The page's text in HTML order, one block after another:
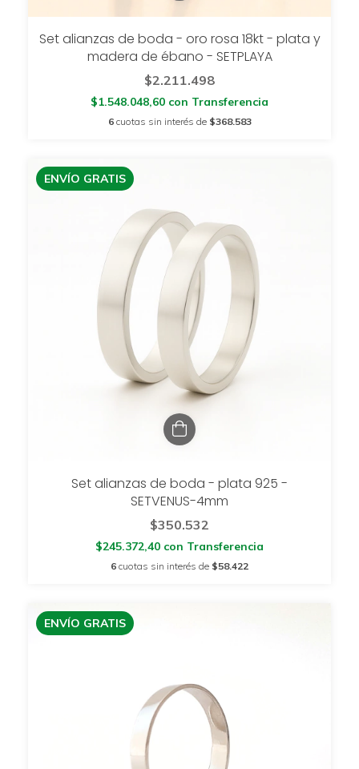
Set alianzas de boda - oro rosa 18kt - plata y
madera de ébano - SETPLAYA
$2.211.498
$1.548.048,60 con Transferencia
6 cuotas sin interés de $368.583
ENVÍO GRATIS
Set alianzas de boda - plata 925 -
SETVENUS-4mm
$350.532
$245.372,40 con Transferencia
6 cuotas sin interés de $58.422
ENVÍO GRATIS